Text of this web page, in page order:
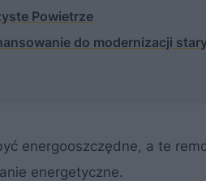
Powietrze
do modernizacji
energooszczędne, a te
energetyczne.